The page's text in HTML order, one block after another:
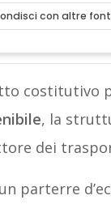
con altre
costitutivo
, la
dei
parterre